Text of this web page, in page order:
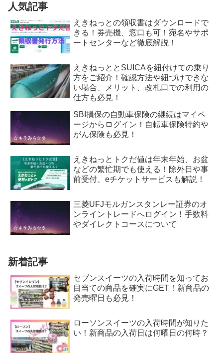
人気記事
えきねっとの領収書はダウンロードで
きる！券売機、窓口も可！宛名やサポ
ートセンターなど徹底解説！
えきねっととSUICAを紐付けての乗り
方をご紹介！確認方法や紐づけできな
い場合、メリット、改札口での利用の
仕方も必見！
SBI損保の自動車保険の継続はマイペ
ージからログイン！自転車保険特約や
がん保険も必見！
えきねっとトクだ値は年末年始、お盆
などの繁忙期でも使える！除外日や事
前受付、eチケットサービスも解説！
三菱UFJモルガンスタンレー証券のオ
ンライントレードへログイン！手数料
やダイレクトコースについて
新着記事
セブンスイーツの入荷時間を知ってお
目当ての商品を確実にGET！新商品の
発売曜日も必見！
ローソンスイーツの入荷時間が知りた
い！新商品の入荷日は何曜日の何時？